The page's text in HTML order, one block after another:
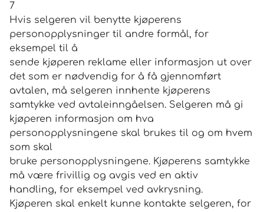
7
Hvis selgeren vil benytte kjøperens
personopplysninger til andre formål, for
eksempel til å
sende kjøperen reklame eller informasjon ut over
det som er nødvendig for å få gjennomført
avtalen, må selgeren innhente kjøperens
samtykke ved avtaleinngåelsen. Selgeren må gi
kjøperen informasjon om hva
personopplysningene skal brukes til og om hvem
som skal
bruke personopplysningene. Kjøperens samtykke
må være frivillig og avgis ved en aktiv
handling, for eksempel ved avkrysning.
Kjøperen skal enkelt kunne kontakte selgeren, for